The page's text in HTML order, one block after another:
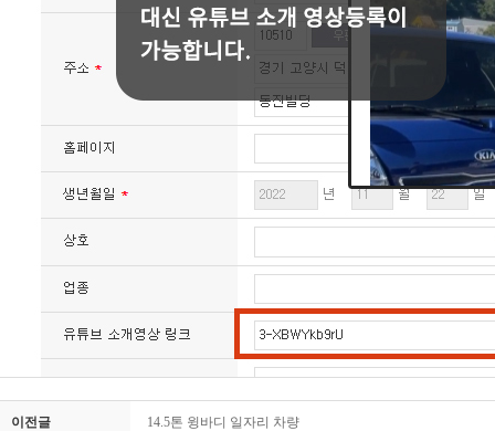
이전글 14.5톤 윙바디 일자리 차량